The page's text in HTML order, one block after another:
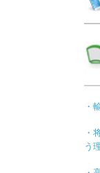
・
・
う